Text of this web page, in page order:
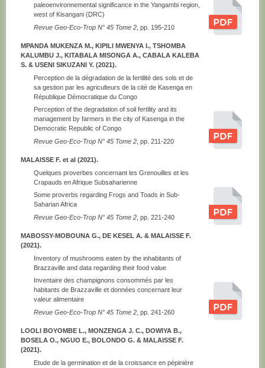
paleoenvironnemental significance in the Yangambi region,
west of Kisangani (DRC)
Revue Geo-Eco-Trop N° 45 Tome 2 , pp. 195-210
MPANDA MUKENZA M., KIPILI MWENYA I., TSHOMBA
KALUMBU J., KITABALA MISONGA A., CABALA KALEBA
S. & USENI SIKUZANI Y. (2021).
Perception de la dégradation de la fertilité des sols et de
sa gestion par les agriculteurs de la cité de Kasenga en
République Démocratique du Congo
Perception of the degradation of soil fertility and its
management by farmers in the city of Kasenga in the
Democratic Republic of Congo
Revue Geo-Eco-Trop N° 45 Tome 2 , pp. 211-220
MALAISSE F. et al (2021).
Quelques proverbes concernant les Grenouilles et les
Crapauds en Afrique Subsaharienne
Some proverbs regarding Frogs and Toads in Sub-
Saharian Africa
Revue Geo-Eco-Trop N° 45 Tome 2 , pp. 221-240
MABOSSY-MOBOUNA G., DE KESEL A. & MALAISSE F.
(2021).
Inventory of mushrooms eaten by the inhabitants of
Brazzaville and data regarding their food value
Inventaire des champignons consommés par les
habitants de Brazzaville et données concernant leur
valeur alimentaire
Revue Geo-Eco-Trop N° 45 Tome 2 , pp. 241-260
LOOLI BOYOMBE L., MONZENGA J. C., DOWIYA B.,
BOSELA O., NGUO E., BOLONDO G. & MALAISSE F.
(2021).
Etude de la germination et de la croissance en pépinière